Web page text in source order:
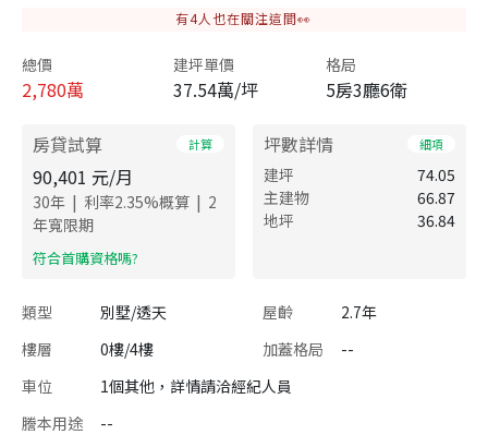
有4人也在關注這間👀
總價
2,780萬
建坪單價
37.54萬/坪
格局
5房3廳6衛
房貸試算 計算
90,401 元/月
30年 | 利率2.35%概算 | 2
年寬限期
​符合首購資格嗎?
坪數詳情 細項
建坪
74.05
主建物
66.87
地坪
36.84
類型 別墅/透天 屋齡
2.7年
樓層
0樓/4樓 加蓋格局
--
車位
1個其他，詳情請洽經紀人員
謄本用途
--